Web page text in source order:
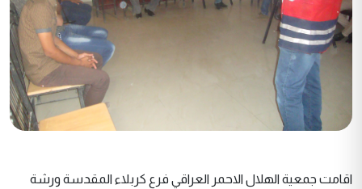
اقامت جمعية الهلال الاحمر العراقي فرع كربلاء المقدسة ورشة